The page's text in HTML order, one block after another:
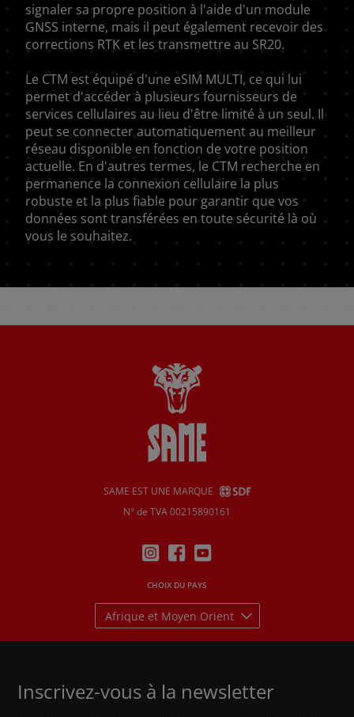
signaler sa propre position à l'aide d'un module
GNSS interne, mais il peut également recevoir des
corrections RTK et les transmettre au SR20.
Le CTM est équipé d'une eSIM MULTI, ce qui lui
permet d'accéder à plusieurs fournisseurs de
services cellulaires au lieu d'être limité à un seul. Il
peut se connecter automatiquement au meilleur
réseau disponible en fonction de votre position
actuelle. En d'autres termes, le CTM recherche en
permanence la connexion cellulaire la plus
robuste et la plus fiable pour garantir que vos
données sont transférées en toute sécurité là où
vous le souhaitez.
SAME EST UNE MARQUE
N° de TVA 00215890161
CHOIX DU PAYS
Afrique et Moyen Orient
Inscrivez-vous à la newsletter